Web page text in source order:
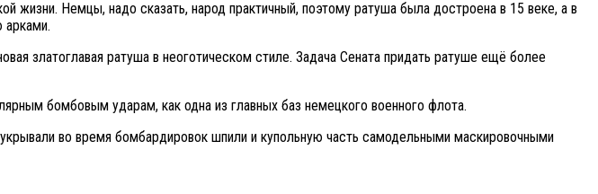
жизни. Немцы, надо сказать, народ практичный, поэтому ратуша была достроена в 15 веке, а в
арками.
златоглавая ратуша в неоготическом стиле. Задача Сената придать ратуше ещё более
бомбовым ударам, как одна из главных баз немецкого военного флота.
во время бомбардировок шпили и купольную часть самодельными маскировочными